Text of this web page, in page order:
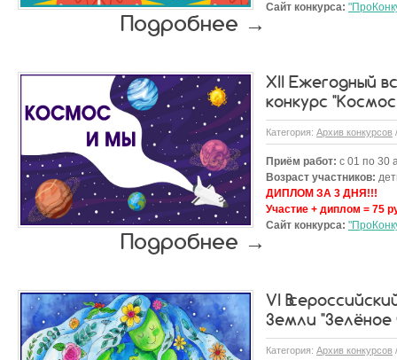
Сайт конкурса:
Подробнее →
XII Ежегодный
конкурс
Категория: Архив конкурсов
Приём работ: с 01 по 30
Возраст участников:
ДИПЛОМ ЗА 3 ДНЯ!!!
Участие + диплом = 75
Сайт конкурса:
Подробнее →
VI
Земли "Зелёное
Категория: Архив конкурсов